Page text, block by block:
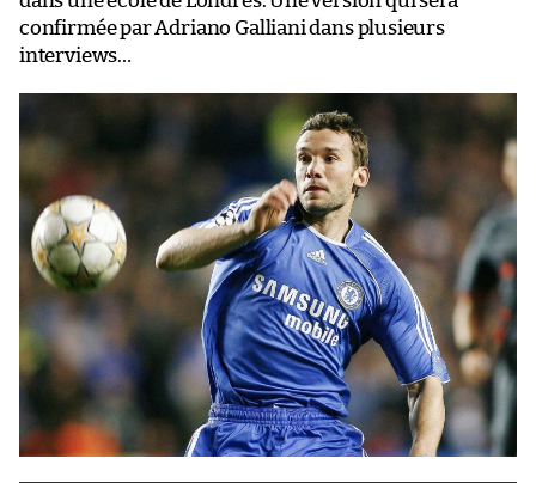
confirmée par Adriano Galliani dans plusieurs
interviews…